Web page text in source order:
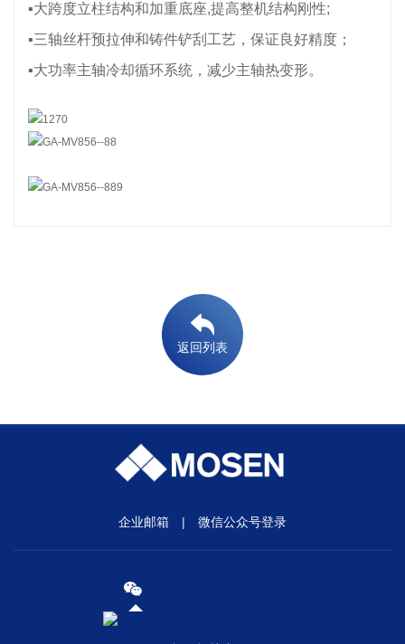
▪大跨度立柱结构和加重底座,提高整机结构刚性;
▪三轴丝杆预拉伸和铸件铲刮工艺，保证良好精度；
▪大功率主轴冷却循环系统，减少主轴热变形。
返回列表
企业邮箱 | 微信公众号登录